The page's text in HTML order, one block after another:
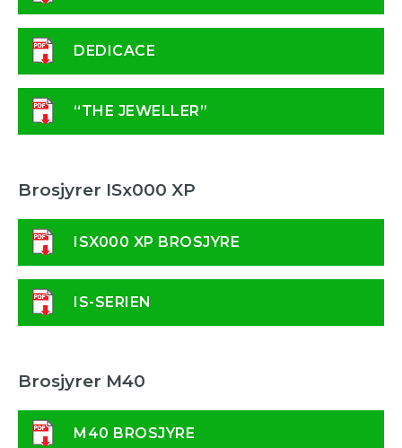
DEDICACE
“THE JEWELLER”
Brosjyrer ISx000 XP
ISX000 XP BROSJYRE
IS-SERIEN
Brosjyrer M40
M40 BROSJYRE